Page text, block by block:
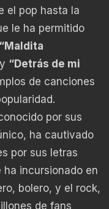
el pop hasta la
le ha permitido
“Maldita
y “Detrás de mi
de canciones
por sus
ha cautivado
por sus letras
incursionado en
bolero, y el rock,
de fans